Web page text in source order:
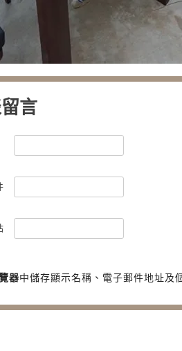
言
器中儲存顯示名稱、電子郵件地址及